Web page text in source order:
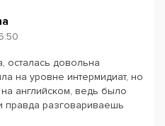
осталась довольна
на уровне интермидиат, но
английском, ведь было
правда разговариваешь